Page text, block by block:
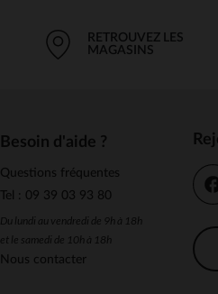
RETROUVEZ LES
MAGASINS
Besoin d'aide ?
Questions fréquentes
Tel : 09 39 03 93 80
Du lundi au vendredi de 9h à 18h
et le samedi de 10h à 18h
Nous contacter